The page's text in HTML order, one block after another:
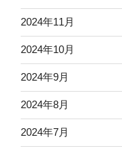
2024年11月
2024年10月
2024年9月
2024年8月
2024年7月